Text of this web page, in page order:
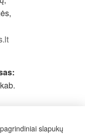
slapukų